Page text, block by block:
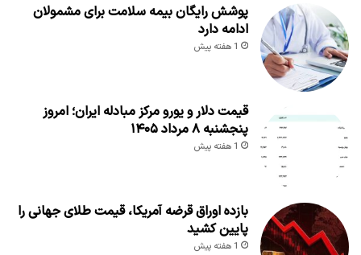
پوشش رایگان بیمه سلامت برای مشمولان
ادامه دارد
1 هفته پیش
قیمت دلار و یورو مرکز مبادله ایران؛ امروز
پنجشنبه ۸ مرداد ۱۴۰۵
1 هفته پیش
بازده اوراق قرضه آمریکا، قیمت طلای جهانی را
پایین کشید
1 هفته پیش